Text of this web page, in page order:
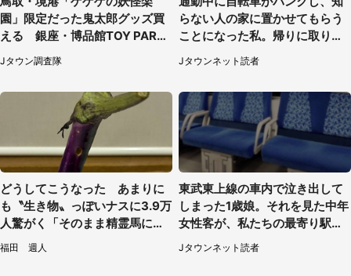
園」限定だった鬼太郎グッズ買
える 銀座・博品館TOY PARK
へ急げ【8／8～31】
Jタウン調査隊
らない人の家に置かせてもらう
ことになった私。帰りに取りに
行くと、なんと...（東京都・40
代女性）
Jタウンネット読者
どうしてこうなった あまりに
も〝生き物〟っぽいナスに3.9万
人驚がく「そのまま精霊馬に使
えそう」
福田 週人
東武東上線の車内で泣き出して
しまった1歳娘。それを見た中年
女性客が、私たちの最寄り駅ま
でずっと（埼玉県・30代女性）
Jタウンネット読者